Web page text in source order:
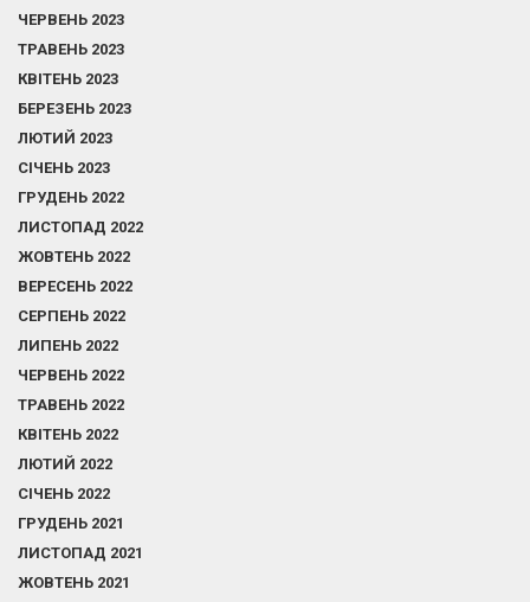
ЧЕРВЕНЬ 2023
ТРАВЕНЬ 2023
КВІТЕНЬ 2023
БЕРЕЗЕНЬ 2023
ЛЮТИЙ 2023
СІЧЕНЬ 2023
ГРУДЕНЬ 2022
ЛИСТОПАД 2022
ЖОВТЕНЬ 2022
ВЕРЕСЕНЬ 2022
СЕРПЕНЬ 2022
ЛИПЕНЬ 2022
ЧЕРВЕНЬ 2022
ТРАВЕНЬ 2022
КВІТЕНЬ 2022
ЛЮТИЙ 2022
СІЧЕНЬ 2022
ГРУДЕНЬ 2021
ЛИСТОПАД 2021
ЖОВТЕНЬ 2021